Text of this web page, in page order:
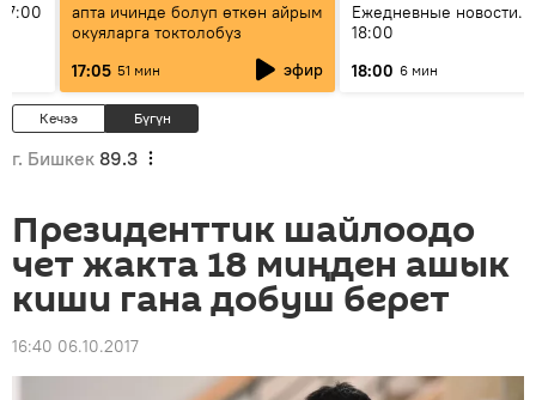
апта ичинде болуп өткөн айрым
окуяларга токтолобуз
17:05 51 мин эфир
Ежедневные новости.
18:00
18:00 6 мин
Кечээ Бүгүн
г. Бишкек 89.3
Президенттик шайлоодо
чет жакта 18 миңден ашык
киши гана добуш берет
16:40 06.10.2017